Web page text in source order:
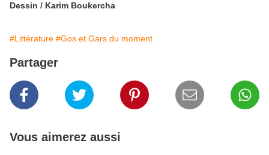
Dessin / Karim Boukercha
#Littérature #Gos et Gars du moment
Partager
Vous aimerez aussi